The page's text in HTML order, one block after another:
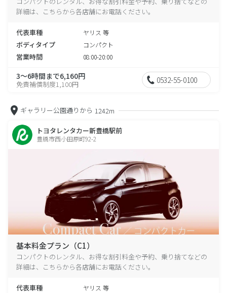
詳細は、こちらから各店舗にお電話ください。
代表車種 ヤリス 等
ボディタイプ コンパクト
営業時間 08:00-20:00
3～6時間まで6,160円
免責補償制度1,100円 0532-55-0100
ギャラリー公園通りから 1242m
トヨタレンタカー新豊橋駅前
豊橋市西小田原町92-2
基本料金プラン（C1）
コンパクトのレンタル、お得な割引料金や予約、乗り捨てなどの
詳細は、こちらから各店舗にお電話ください。
代表車種 ヤリス 等